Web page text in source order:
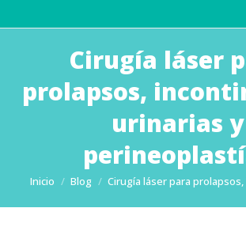
Cirugía láser
prolapsos,
urinarias y
Estás aquí:
Inicio Blog Cirugía láser para